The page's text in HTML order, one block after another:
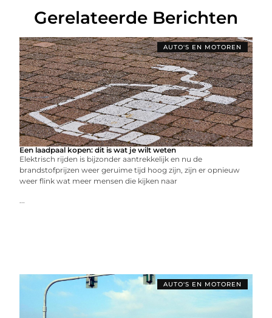
Gerelateerde Berichten
AUTO'S EN MOTOREN
Een laadpaal kopen: dit is wat je wilt weten
Elektrisch rijden is bijzonder aantrekkelijk en nu de
brandstofprijzen weer geruime tijd hoog zijn, zijn er opnieuw
weer flink wat meer mensen die kijken naar
...
AUTO'S EN MOTOREN